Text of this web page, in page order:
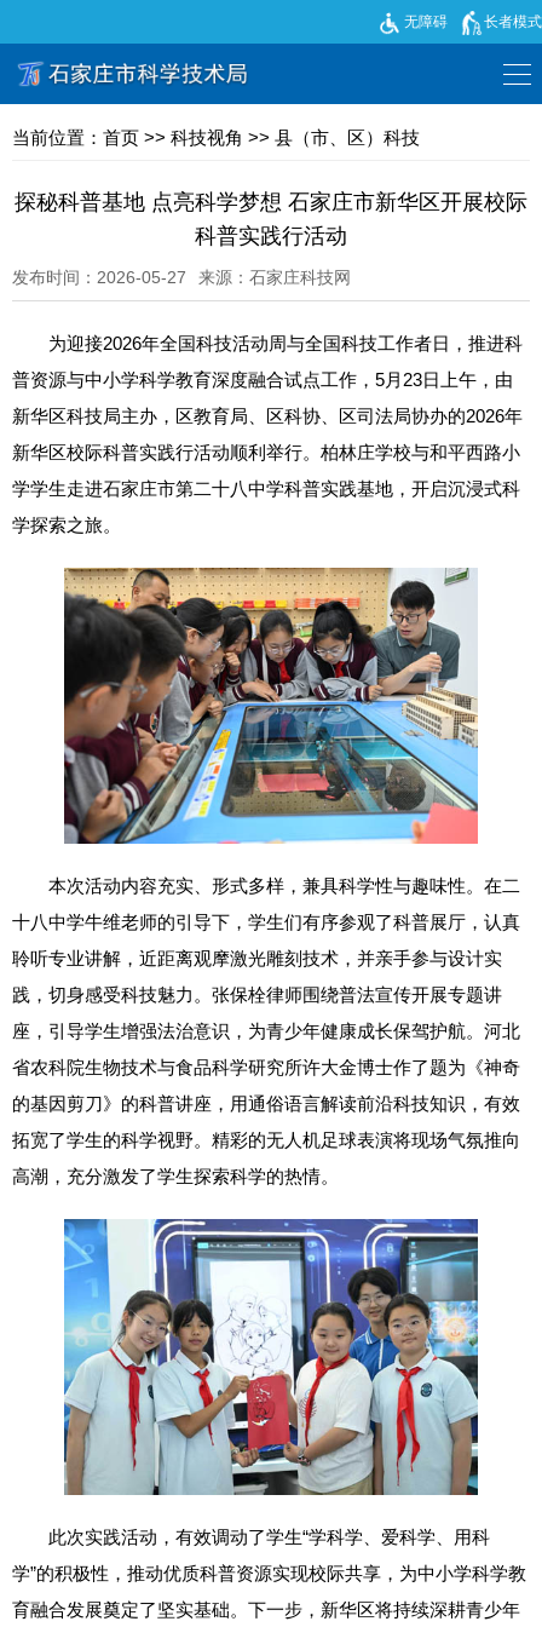
无障碍 长者模式
当前位置： 首页 >> 科技视角 >> 县（市、区）科技
探秘科普基地 点亮科学梦想 石家庄市新华区开展校际
科普实践行活动
发布时间：2026-05-27 来源：石家庄科技网
为迎接2026年全国科技活动周与全国科技工作者日，推进科
普资源与中小学科学教育深度融合试点工作，5月23日上午，由
新华区科技局主办，区教育局、区科协、区司法局协办的2026年
新华区校际科普实践行活动顺利举行。柏林庄学校与和平西路小
学学生走进石家庄市第二十八中学科普实践基地，开启沉浸式科
学探索之旅。
本次活动内容充实、形式多样，兼具科学性与趣味性。在二
十八中学牛维老师的引导下，学生们有序参观了科普展厅，认真
聆听专业讲解，近距离观摩激光雕刻技术，并亲手参与设计实
践，切身感受科技魅力。张保栓律师围绕普法宣传开展专题讲
座，引导学生增强法治意识，为青少年健康成长保驾护航。河北
省农科院生物技术与食品科学研究所许大金博士作了题为《神奇
的基因剪刀》的科普讲座，用通俗语言解读前沿科技知识，有效
拓宽了学生的科学视野。精彩的无人机足球表演将现场气氛推向
高潮，充分激发了学生探索科学的热情。
此次实践活动，有效调动了学生“学科学、爱科学、用科
学”的积极性，推动优质科普资源实现校际共享，为中小学科学教
育融合发展奠定了坚实基础。下一步，新华区将持续深耕青少年